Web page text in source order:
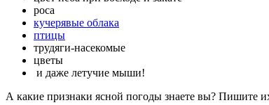
роса
кучерявые облака
птицы
трудяги-насекомые
цветы
и даже летучие мыши!
А какие признаки ясной погоды знаете вы? Пишите